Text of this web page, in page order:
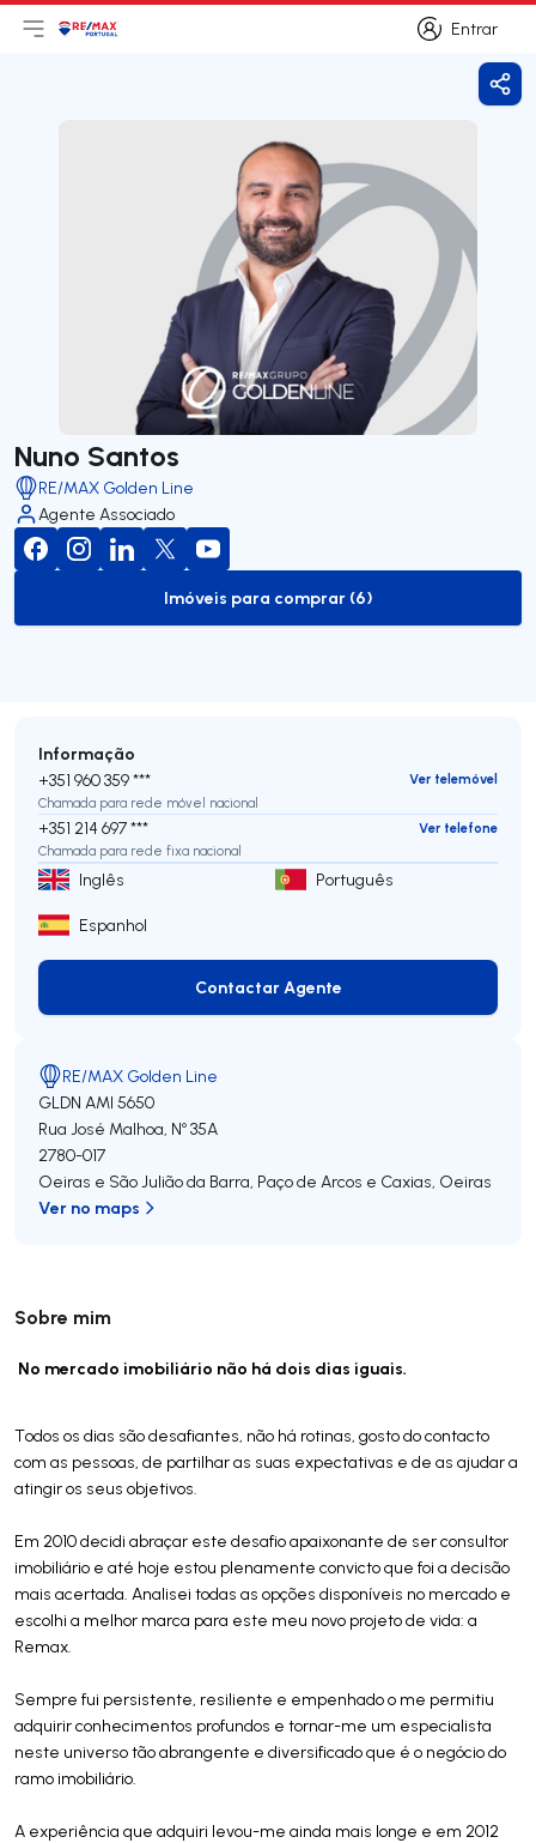
Entrar
Entrar
Abri menu principal
LogoIr para página inicial
Nuno Santos
RE/MAX Golden Line
Agente Associado
to-buy-listing
Imóveis para comprar (6)
Sobre mim
No mercado imobiliário não há dois dias iguais.
Todos os dias são desafiantes, não há rotinas, gosto do contacto
com as pessoas, de partilhar as suas expectativas e de as ajudar a
atingir os seus objetivos.
Em 2010 decidi abraçar este desafio apaixonante de ser consultor
imobiliário e até hoje estou plenamente convicto que foi a decisão
mais acertada. Analisei todas as opções disponíveis no mercado e
escolhi a melhor marca para este meu novo projeto de vida: a
Remax.
Sempre fui persistente, resiliente e empenhado o me permitiu
adquirir conhecimentos profundos e tornar-me um especialista
neste universo tão abrangente e diversificado que é o negócio do
ramo imobiliário.
A experiência que adquiri levou-me ainda mais longe e em 2012
Informação
+351 960 359 ***
Ver telemóvel
Chamada para rede móvel nacional
+351 214 697 ***
Ver telefone
Chamada para rede fixa nacional
Inglês Português
Espanhol
Contactar Agente
Contactar Agente
RE/MAX Golden Line
GLDN AMI 5650
Rua José Malhoa, Nº 35A
2780-017
Oeiras e São Julião da Barra, Paço de Arcos e Caxias, Oeiras
Ver no maps